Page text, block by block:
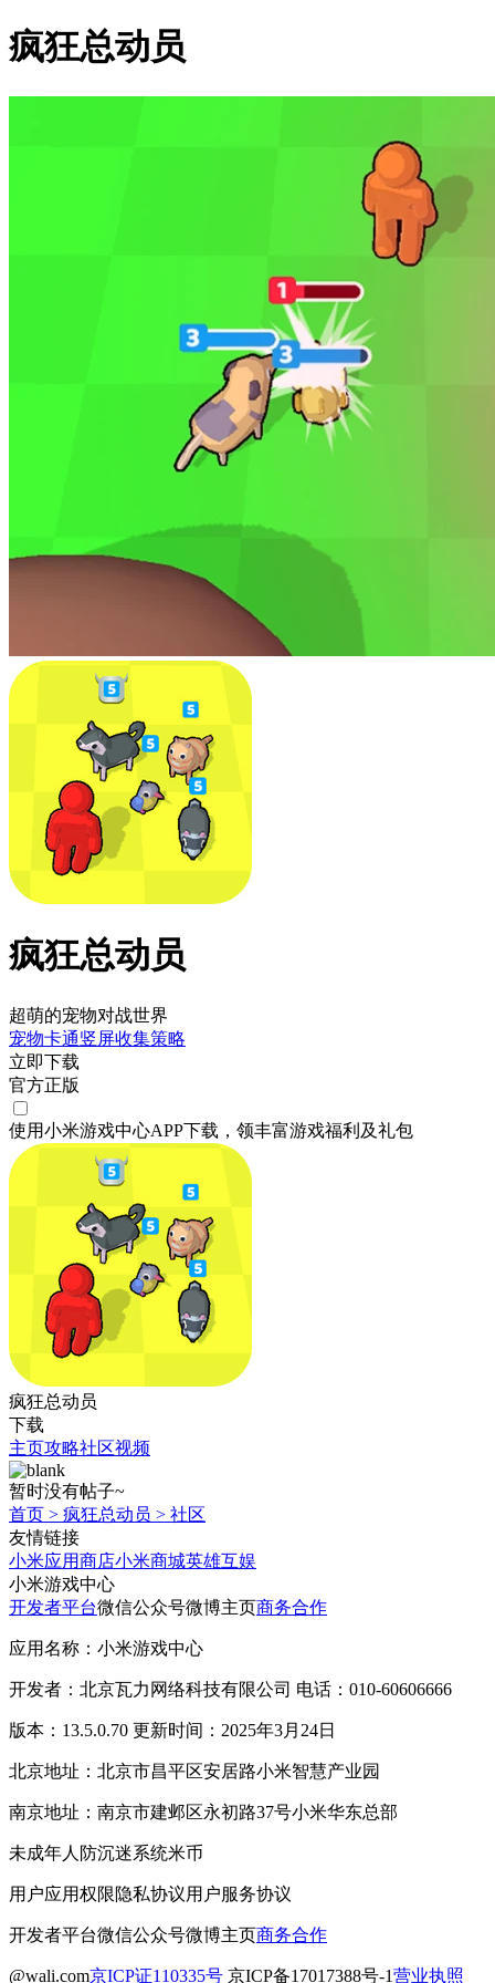
疯狂总动员
疯狂总动员
超萌的宠物对战世界
宠物卡通竖屏收集策略
立即下载
官方正版
使用小米游戏中心APP下载 ，领丰富游戏福利 及礼包
疯狂总动员
下载
主页攻略社区视频
暂时没有帖子~
首页 > 疯狂总动员 > 社区
友情链接
小米应用商店小米商城英雄互娱
小米游戏中心
开发者平台微信公众号微博主页商务合作
应用名称：小米游戏中心
开发者：北京瓦力网络科技有限公司 电话：010-60606666
版本：13.5.0.70 更新时间：2025年3月24日
北京地址：北京市昌平区安居路小米智慧产业园
南京地址：南京市建邺区永初路37号小米华东总部
未成年人防沉迷系统米币
用户应用权限隐私协议用户服务协议
开发者平台微信公众号微博主页商务合作
@wali.com京ICP证110335号 京ICP备17017388号-1营业执照